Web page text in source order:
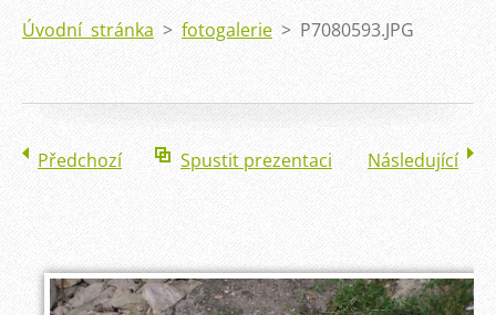
Úvodní stránka > fotogalerie > P7080593.JPG
Předchozí Spustit prezentaci Následující